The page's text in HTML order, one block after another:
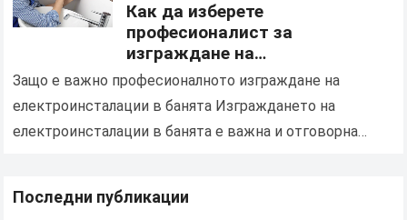
Как да изберете
професионалист за
изграждане на
електроинсталации и подмяна
на осветлението в баня
Защо е важно професионалното изграждане на
електроинсталации в банята Изграждането на
електроинсталации в банята е важна и отговорна
Последни публикации